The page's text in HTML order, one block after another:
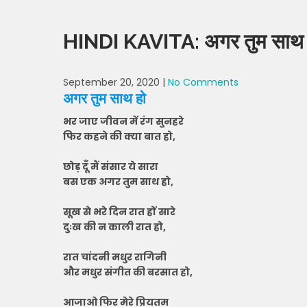
HINDI KAVITA: अगर तुम साथ
September 20, 2020 | No Comments
अगर तुम साथ हो
भर जाए जीवन में रंग सुनहरे
फिर कहने की क्या बात हो,
छोड़ दूँ मैं संसार ये सारा
बस एक अगर तुम साथ हो,
सूख से भरे दिन रात हों सारे
दुःख की न काली रात हो,
रात चांदनी मधुर रागिनी
और मधुर संगीत की बरसात हो,
आजाओ फिर मेरे प्रियतम